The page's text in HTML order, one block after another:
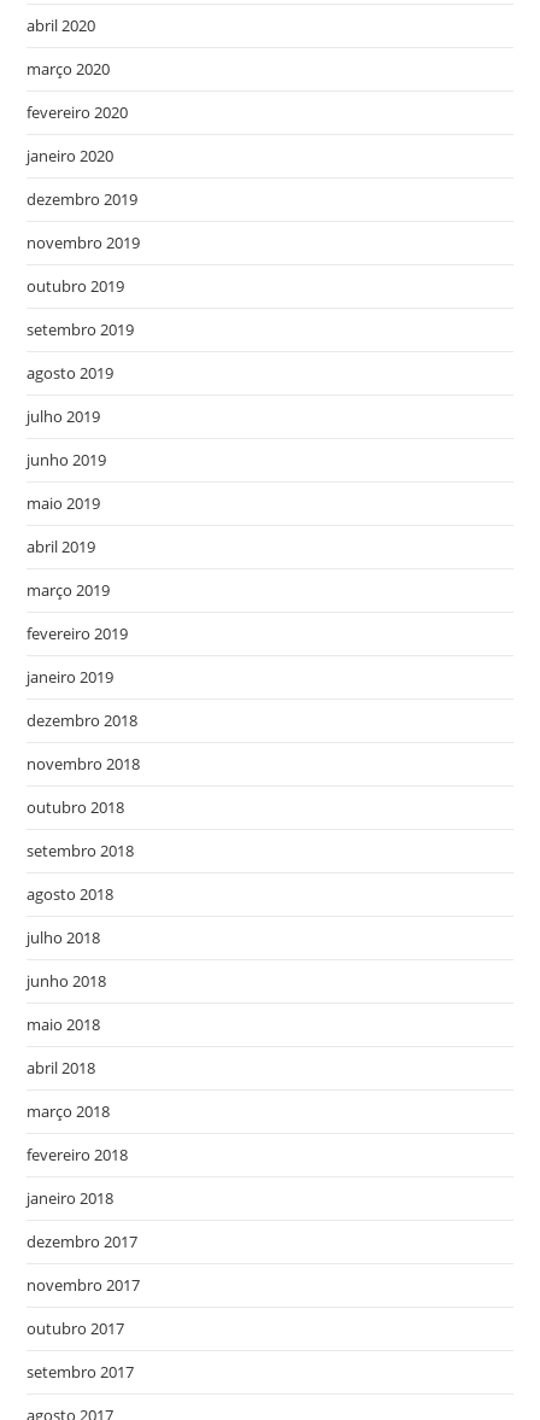
abril 2020
março 2020
fevereiro 2020
janeiro 2020
dezembro 2019
novembro 2019
outubro 2019
setembro 2019
agosto 2019
julho 2019
junho 2019
maio 2019
abril 2019
março 2019
fevereiro 2019
janeiro 2019
dezembro 2018
novembro 2018
outubro 2018
setembro 2018
agosto 2018
julho 2018
junho 2018
maio 2018
abril 2018
março 2018
fevereiro 2018
janeiro 2018
dezembro 2017
novembro 2017
outubro 2017
setembro 2017
agosto 2017